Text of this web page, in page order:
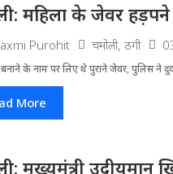
महिला के जेवर
Purohit चमोली, ठगी
के नाम पर लिए थे पुराने जेवर, पुलिस ने
More
मुख्यमंत्री उदीयमान